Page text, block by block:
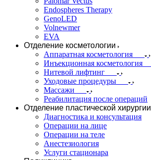
Endospheres Therapy
GenoLED
Volnewmer
EVA
Отделение косметологии
Аппаратная косметология
Инъекционная косметология
Нитевой лифтинг
Уходовые процедуры
Массажи
Реабилитация после операций
Отделение пластической хирургии
Диагностика и консультация
Операции на лице
Операции на теле
Анестезиология
Услуги стационара